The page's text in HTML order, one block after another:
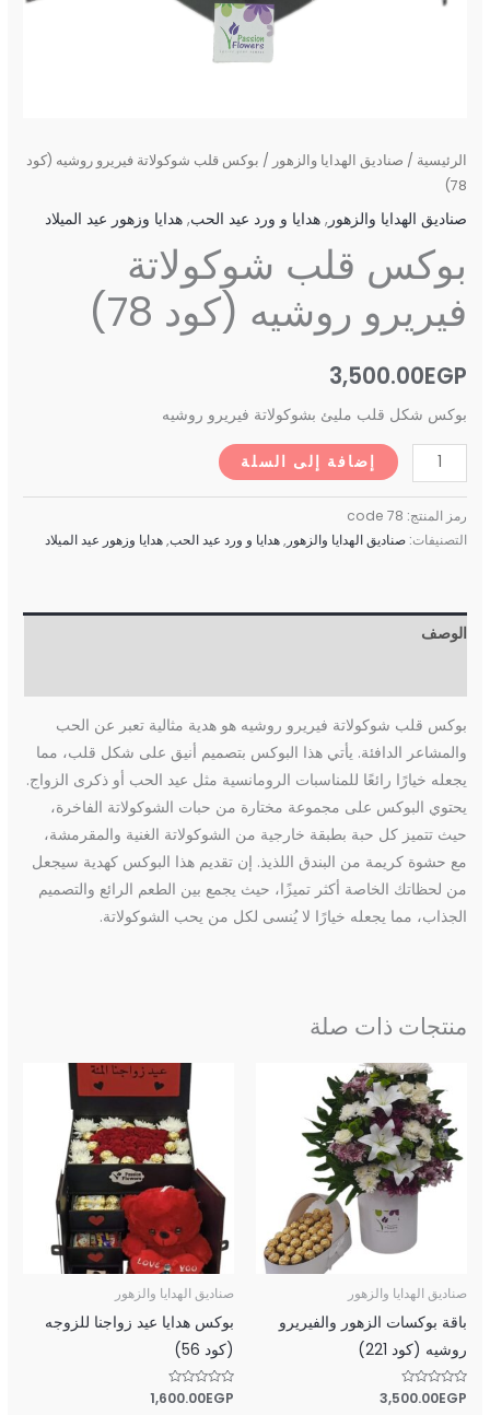
الرئيسية / صناديق الهدايا والزهور / بوكس قلب شوكولاتة فيريرو روشيه (كود
78)
صناديق الهدايا والزهور ,هدايا و ورد عيد الحب,هدايا وزهور عيد الميلاد
بوكس قلب شوكولاتة
فيريرو روشيه (كود 78)
3,500.00EGP
بوكس شكل قلب مليئ بشوكولاتة فيريرو روشيه
إضافة إلى السلة
رمز المنتج: code 78
التصنيفات:صناديق الهدايا والزهور,هدايا و ورد عيد الحب,هدايا وزهور عيد الميلاد
الوصف
بوكس قلب شوكولاتة فيريرو روشيه هو هدية مثالية تعبر عن الحب
والمشاعر الدافئة. يأتي هذا البوكس بتصميم أنيق على شكل قلب، مما
يجعله خيارًا رائعًا للمناسبات الرومانسية مثل عيد الحب أو ذكرى الزواج.
يحتوي البوكس على مجموعة مختارة من حبات الشوكولاتة الفاخرة،
حيث تتميز كل حبة بطبقة خارجية من الشوكولاتة الغنية والمقرمشة،
مع حشوة كريمة من البندق اللذيذ. إن تقديم هذا البوكس كهدية سيجعل
من لحظاتك الخاصة أكثر تميزًا، حيث يجمع بين الطعم الرائع والتصميم
الجذاب، مما يجعله خيارًا لا يُنسى لكل من يحب الشوكولاتة.
منتجات ذات صلة
صناديق الهدايا والزهور
باقة بوكسات الزهور والفيريرو
روشيه (كود 221)
تم
التقييم3,500.00EGP
صناديق الهدايا والزهور
بوكس هدايا عيد زواجنا للزوجه
(كود 56)
تم
التقييم1,600.00EGP